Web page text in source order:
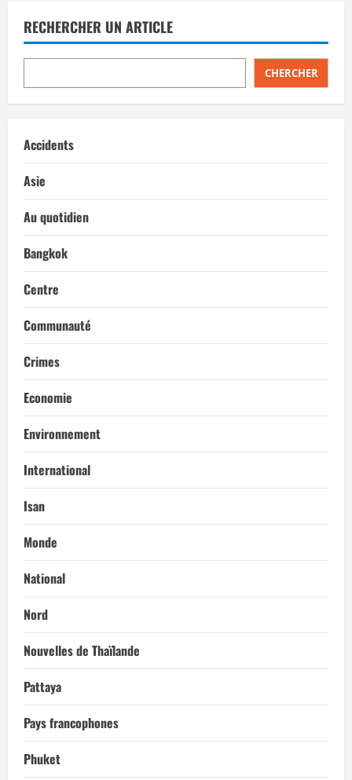
RECHERCHER UN ARTICLE
CHERCHER
Accidents
Asie
Au quotidien
Bangkok
Centre
Communauté
Crimes
Economie
Environnement
International
Isan
Monde
National
Nord
Nouvelles de Thaïlande
Pattaya
Pays francophones
Phuket